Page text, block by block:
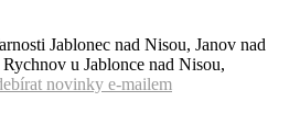
Jablonec nad Nisou, Janov nad
u Jablonce nad Nisou,
novinky e-mailem